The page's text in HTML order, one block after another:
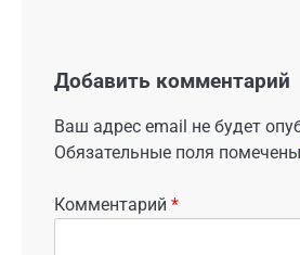
Добавить комментарий
Ваш адрес email не будет
Обязательные поля помечены
Комментарий *